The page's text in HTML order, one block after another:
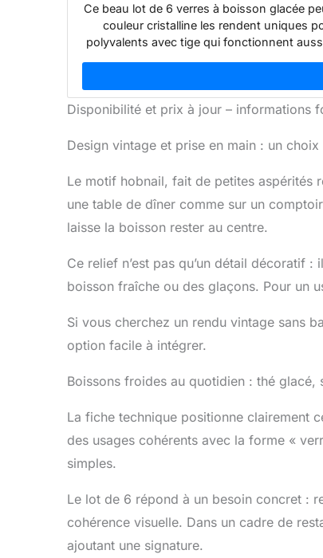
Ce beau lot de 6 verres à boisson glacée
couleur cristalline les rendent uniques
polyvalents avec tige qui fonctionnent
haute qualité par des artisans qualifiés,
quotidien. Passe au lave-vaisselle pour un
Nettoyer avec un chiffon en coton et
est une décoration de fête parfaite
papa. Convient à un usage Sentez-vous
Disponibilité et prix à jour – informations
Design vintage et prise en main : un
Le motif hobnail, fait de petites aspérités
une table de dîner comme sur un
laisse la boisson rester au centre.
Ce relief n’est pas qu’un détail décoratif :
boisson fraîche ou des glaçons. Pour un
Si vous cherchez un rendu vintage sans
option facile à intégrer.
Boissons froides au quotidien : thé
La fiche technique positionne clairement
des usages cohérents avec la forme «
simples.
Le lot de 6 répond à un besoin concret :
cohérence visuelle. Dans un cadre de
ajoutant une signature.